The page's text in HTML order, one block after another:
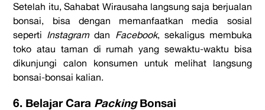
Setelah itu, Sahabat Wirausaha langsung saja berjualan
bonsai, bisa dengan memanfaatkan media sosial
seperti Instagramdan Facebook, sekaligus membuka
toko atau taman di rumah yang sewaktu-waktu bisa
dikunjungi calon konsumen untuk melihat langsung
bonsai-bonsai kalian.
6. Belajar Cara PackingBonsai